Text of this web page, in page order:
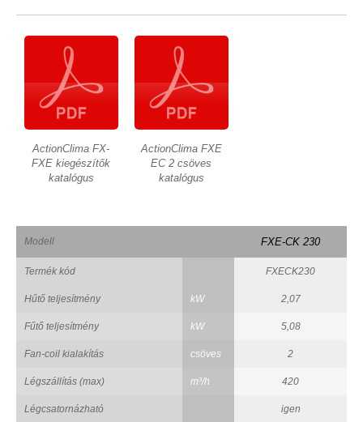
ActionClima FX-
FXE kiegészítők
katalógus
ActionClima FXE
EC 2 csöves
katalógus
Modell FXE-CK 230
Termék kód FXECK230
Hűtő teljesítmény kW 2,07
Fűtő teljesítmény kW 5,08
Fan-coil kialakítás csöves 2
Légszállítás (max) m³/h 420
Légcsatornázható igen